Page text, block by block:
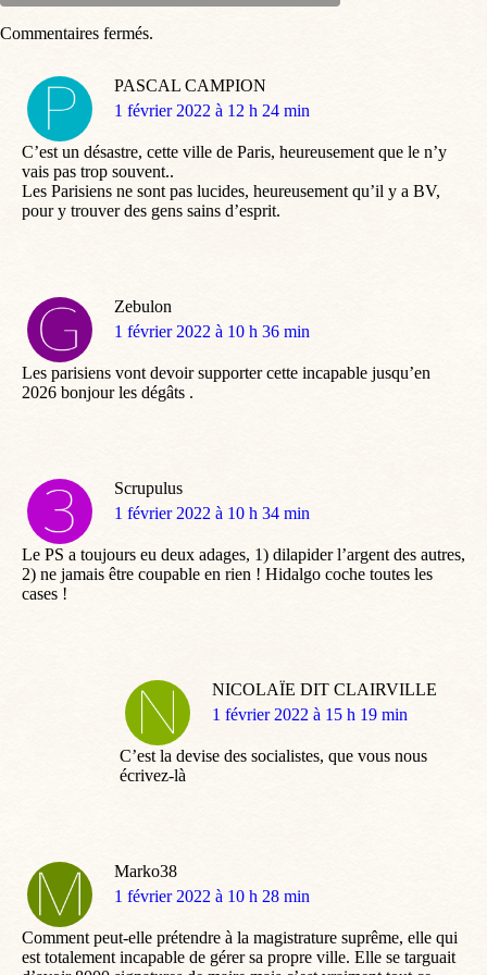
PASCAL CAMPION
dit
1 février 2022 à 12 h 24 min
C’est un désastre, cette ville de Paris, heureusement que le n’y
vais pas trop souvent..
Les Parisiens ne sont pas lucides, heureusement qu’il y a BV,
pour y trouver des gens sains d’esprit.
Zebulon
dit
1 février 2022 à 10 h 36 min
Les parisiens vont devoir supporter cette incapable jusqu’en
2026 bonjour les dégâts .
Scrupulus
dit
1 février 2022 à 10 h 34 min
Le PS a toujours eu deux adages, 1) dilapider l’argent des autres,
2) ne jamais être coupable en rien ! Hidalgo coche toutes les
cases !
NICOLAÏE DIT CLAIRVILLE
dit
1 février 2022 à 15 h 19 min
C’est la devise des socialistes, que vous nous
écrivez-là
Marko38
dit
1 février 2022 à 10 h 28 min
Comment peut-elle prétendre à la magistrature suprême, elle qui
est totalement incapable de gérer sa propre ville. Elle se targuait
Commentaires fermés.